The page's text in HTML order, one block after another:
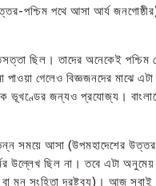
পথে আসা আর্য জনগোষ্ঠীর)
ছিল। তাদের অনেকেই
পাওয়া গেলেও বিজ্ঞজনদের
জন্যও প্রযোজ্য।
সময়ে আসা (উপমহাদেশের উত্তর
উল্লেখ ছিল না। তবে এটা
বা মনু সংহিতা দ্রষ্টব্য)। আজ